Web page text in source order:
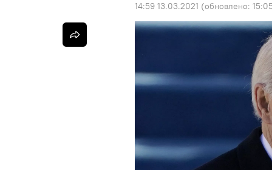
14:59 13.03.2021 (обновлено: